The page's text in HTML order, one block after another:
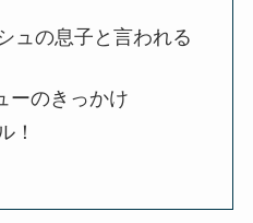
ュの息子と言われる
ーのきっかけ
！